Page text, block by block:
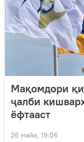
Мақомдори
ҷалби
ёфтааст
26 майи, 19:06